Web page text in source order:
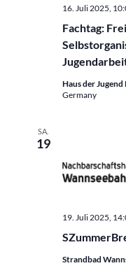
Fachtag:
16. Juli 2025,
Haus der
Germany
SA.
19
19. Juli 2025,
Strandbad